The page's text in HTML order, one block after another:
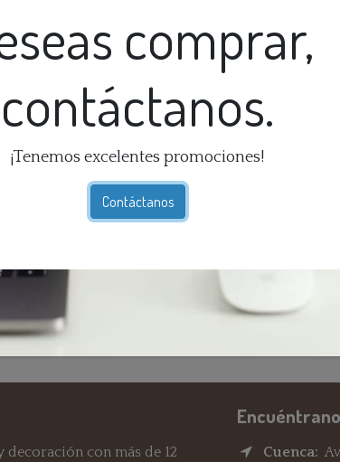
comprar,
contáctanos.
¡Tenemos excelentes promociones!
Contáctanos
con más de 12 Cuenca: